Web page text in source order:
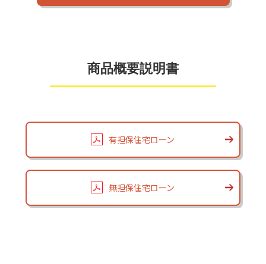
商品概要説明書
有担保住宅ローン
無担保住宅ローン